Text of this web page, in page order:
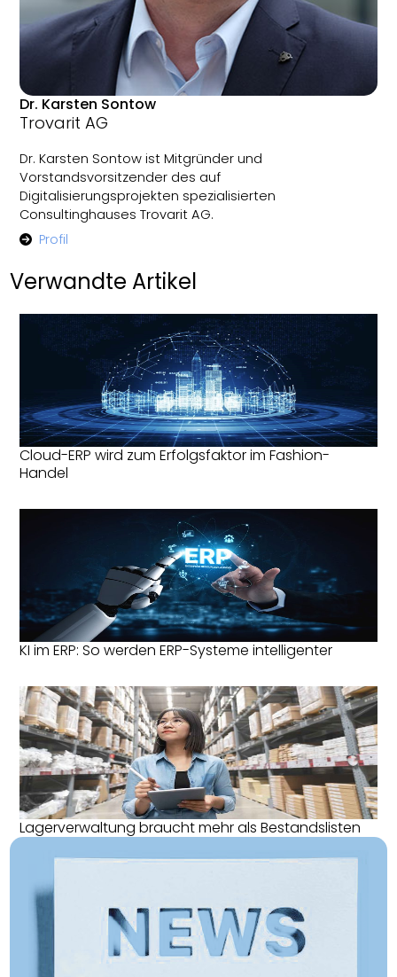
Dr. Karsten Sontow
Trovarit AG
Dr. Karsten Sontow ist Mitgründer und
Vorstandsvorsitzender des auf
Digitalisierungsprojekten spezialisierten
Consultinghauses Trovarit AG.
Profil
Verwandte Artikel
Cloud-ERP wird zum Erfolgsfaktor im Fashion-
Handel
KI im ERP: So werden ERP-Systeme intelligenter
Lagerverwaltung braucht mehr als Bestandslisten